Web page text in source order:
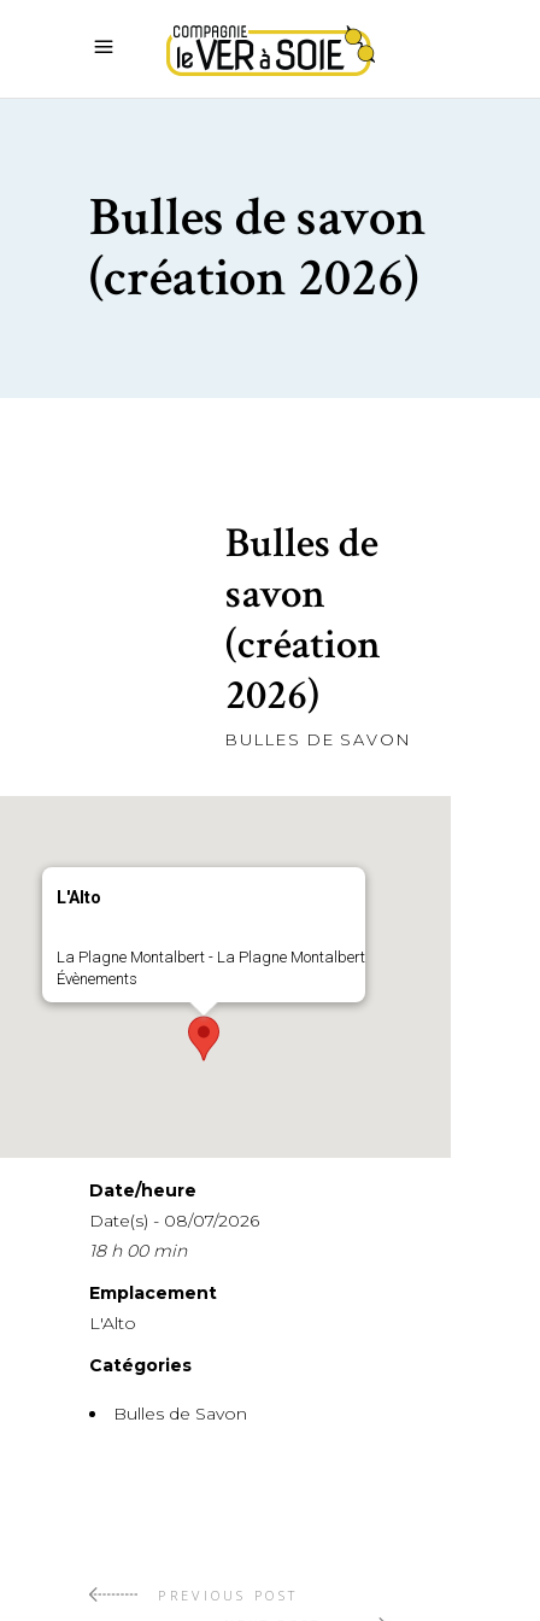
Bulles de savon
(création 2026)
Bulles de
savon
(création
2026)
BULLES DE SAVON
L'Alto
La Plagne Montalbert - La Plagne Montalbert
Évènements
Date/heure
Date(s) - 08/07/2026
18 h 00 min
Emplacement
L'Alto
Catégories
Bulles de Savon
PREVIOUS POST